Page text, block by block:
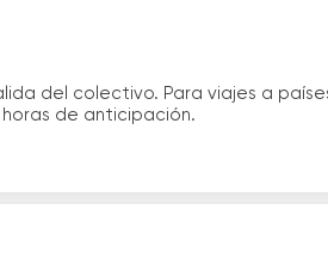
del colectivo. Para viajes a
de anticipación.